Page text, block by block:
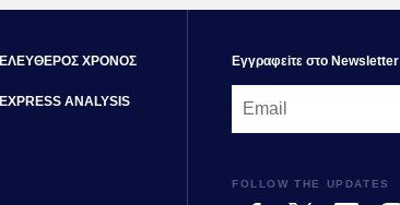
ΕΛΕΥΘΕΡΟΣ ΧΡΟΝΟΣ
EXPRESS ANALYSIS
FOLLOW THE UPDATES
Εγγραφεiτε στο Newsletter